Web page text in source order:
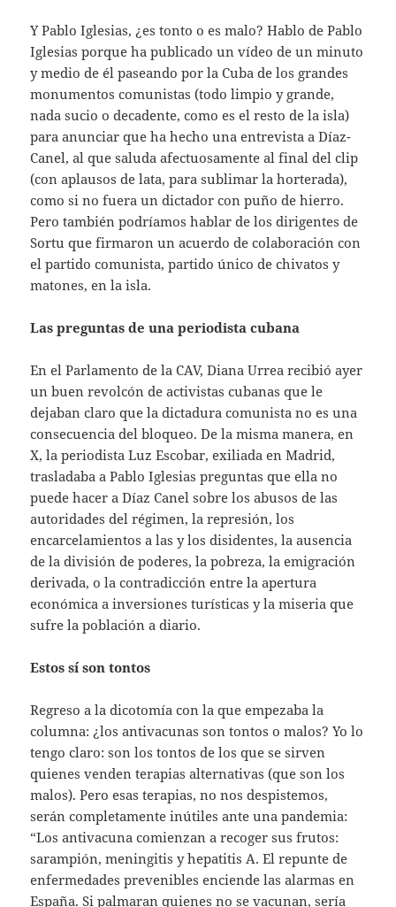
Y Pablo Iglesias, ¿es tonto o es malo? Hablo de Pablo
Iglesias porque ha publicado un vídeo de un minuto
y medio de él paseando por la Cuba de los grandes
monumentos comunistas (todo limpio y grande,
nada sucio o decadente, como es el resto de la isla)
para anunciar que ha hecho una entrevista a Díaz-
Canel, al que saluda afectuosamente al final del clip
(con aplausos de lata, para sublimar la horterada),
como si no fuera un dictador con puño de hierro.
Pero también podríamos hablar de los dirigentes de
Sortu que firmaron un acuerdo de colaboración con
el partido comunista, partido único de chivatos y
matones, en la isla.
Las preguntas de una periodista cubana
En el Parlamento de la CAV, Diana Urrea recibió ayer
un buen revolcón de activistas cubanas que le
dejaban claro que la dictadura comunista no es una
consecuencia del bloqueo. De la misma manera, en
X, la periodista Luz Escobar, exiliada en Madrid,
trasladaba a Pablo Iglesias preguntas que ella no
puede hacer a Díaz Canel sobre los abusos de las
autoridades del régimen, la represión, los
encarcelamientos a las y los disidentes, la ausencia
de la división de poderes, la pobreza, la emigración
derivada, o la contradicción entre la apertura
económica a inversiones turísticas y la miseria que
sufre la población a diario.
Estos sí son tontos
Regreso a la dicotomía con la que empezaba la
columna: ¿los antivacunas son tontos o malos? Yo lo
tengo claro: son los tontos de los que se sirven
quienes venden terapias alternativas (que son los
malos). Pero esas terapias, no nos despistemos,
serán completamente inútiles ante una pandemia:
“Los antivacuna comienzan a recoger sus frutos:
sarampión, meningitis y hepatitis A. El repunte de
enfermedades prevenibles enciende las alarmas en
España. Si palmaran quienes no se vacunan, sería